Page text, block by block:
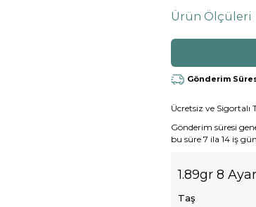
Ürün Ölçüleri
Gönderim
Ücretsiz ve Sigortalı
Gönderim süresi
bu süre 7 ila 14 iş
1.89gr 8
Taş